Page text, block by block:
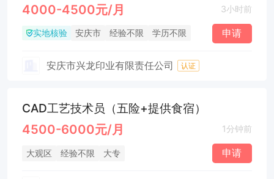
4000-4500元/月 3小时前
实地核验 安庆市 经验不限 学历不限 申请
安庆市兴龙印业有限责任公司 认证
CAD工艺技术员（五险+提供食宿）
4500-6000元/月 1分钟前
大观区 经验不限 大专 申请